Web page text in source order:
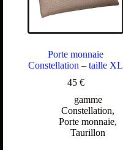
Porte monnaie
Constellation – taille XL
45 €
gamme
Constellation,
Porte monnaie,
Taurillon